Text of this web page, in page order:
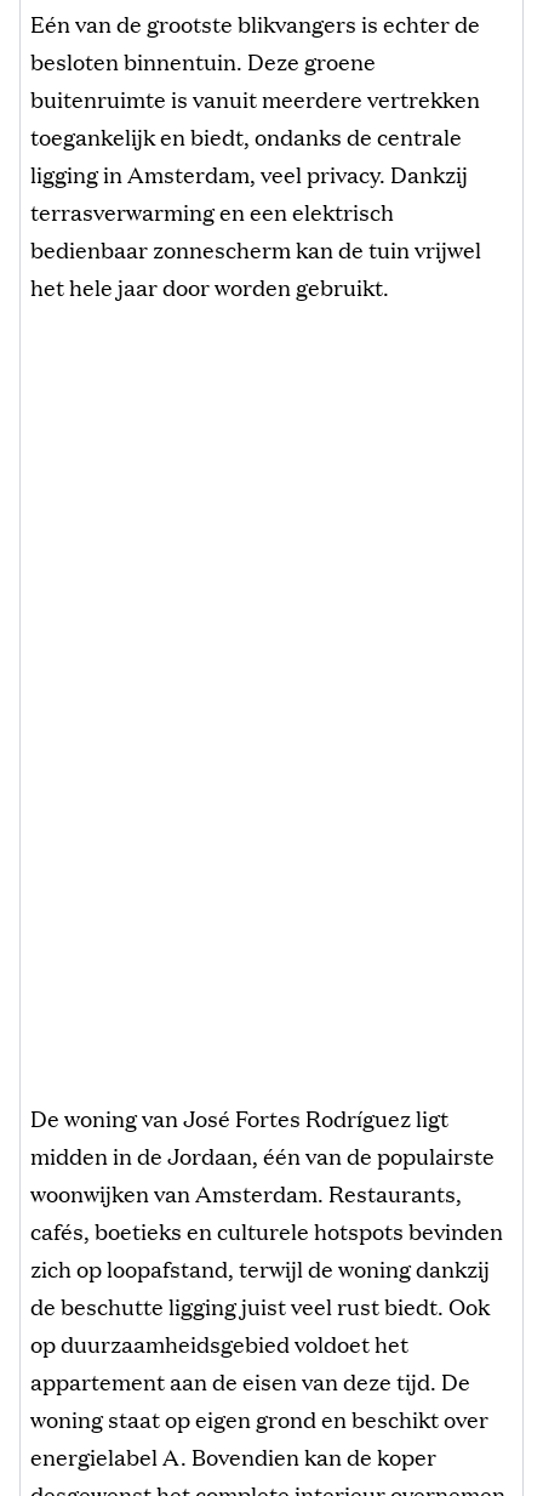
Eén van de grootste blikvangers is echter de
besloten binnentuin. Deze groene
buitenruimte is vanuit meerdere vertrekken
toegankelijk en biedt, ondanks de centrale
ligging in Amsterdam, veel privacy. Dankzij
terrasverwarming en een elektrisch
bedienbaar zonnescherm kan de tuin vrijwel
het hele jaar door worden gebruikt.
De woning van José Fortes Rodríguez ligt
midden in de Jordaan, één van de populairste
woonwijken van Amsterdam. Restaurants,
cafés, boetieks en culturele hotspots bevinden
zich op loopafstand, terwijl de woning dankzij
de beschutte ligging juist veel rust biedt. Ook
op duurzaamheidsgebied voldoet het
appartement aan de eisen van deze tijd. De
woning staat op eigen grond en beschikt over
energielabel A. Bovendien kan de koper